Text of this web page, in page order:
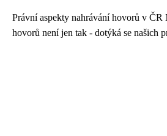
Právní aspekty nahrávání hovorů v ČR
hovorů není jen tak - dotýká se našich